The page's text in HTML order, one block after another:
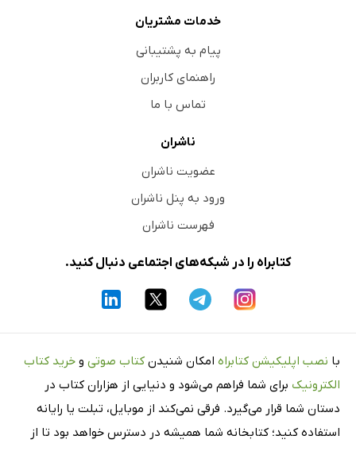
خدمات مشتریان
پیام به پشتیبانی
راهنمای کاربران
تماس با ما
ناشران
عضویت ناشران
ورود به پنل ناشران
فهرست ناشران
کتابراه را در شبکه‌های اجتماعی دنبال کنید.
با نصب اپلیکیشن کتابراه امکان شنیدن کتاب صوتی و خرید کتاب
الکترونیک برای شما فراهم می‌شود و دنیایی از هزاران کتاب در
دستان شما قرار می‌گیرد. فرقی نمی‌کند از موبایل، تبلت یا رایانه
استفاده کنید؛ کتابخانه شما همیشه در دسترس خواهد بود تا از